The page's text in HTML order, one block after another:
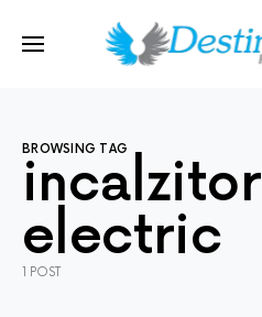
BROWSING TAG
incalzitor
electric
1 POST